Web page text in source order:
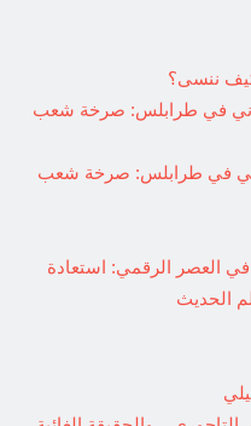
ننسى؟
في طرابلس: صرخة شعب
في طرابلس: صرخة شعب
في العصر الرقمي: استعادة
الحديث